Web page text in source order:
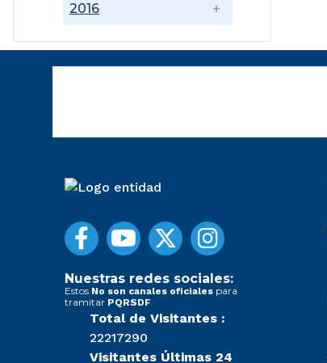
2016
Nuestras redes sociales:
Estos No son canales oficiales para
tramitar PQRSDF
Total de Visitantes :
22217290
Visitantes Últimas 24